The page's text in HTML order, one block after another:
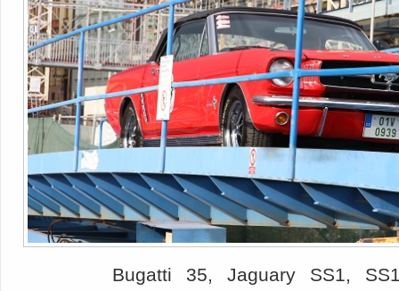
Bugatti 35, Jaguary SS1,